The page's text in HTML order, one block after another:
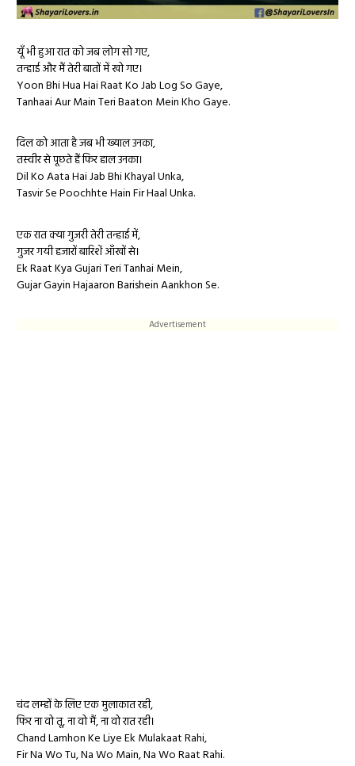
यूँ भी हुआ रात को जब लोग सो गए,
तन्हाई और मैं तेरी बातों में खो गए।
Yoon Bhi Hua Hai Raat Ko Jab Log So Gaye,
Tanhaai Aur Main Teri Baaton Mein Kho Gaye.
दिल को आता है जब भी ख्याल उनका,
तस्वीर से पूछते हैं फिर हाल उनका।
Dil Ko Aata Hai Jab Bhi Khayal Unka,
Tasvir Se Poochhte Hain Fir Haal Unka.
एक रात क्या गुजरी तेरी तन्हाई में,
गुजर गयी हजारों बारिशें आँखों से।
Ek Raat Kya Gujari Teri Tanhai Mein,
Gujar Gayin Hajaaron Barishein Aankhon Se.
Advertisement
चंद लम्हों के लिए एक मुलाकात रही,
फिर ना वो तू, ना वो मैं, ना वो रात रही।
Chand Lamhon Ke Liye Ek Mulakaat Rahi,
Fir Na Wo Tu, Na Wo Main, Na Wo Raat Rahi.